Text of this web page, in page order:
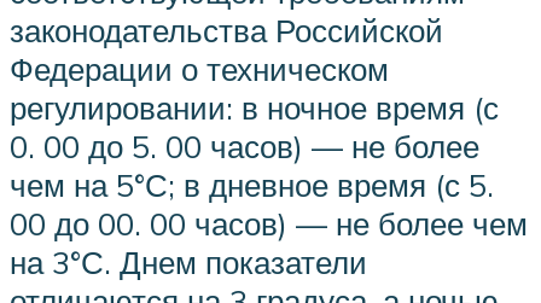
законодательства Российской
Федерации о техническом
регулировании: в ночное время (с
0. 00 до 5. 00 часов) — не более
чем на 5°С; в дневное время (с 5.
00 до 00. 00 часов) — не более чем
на 3°С. Днем показатели